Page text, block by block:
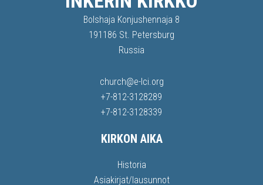
Bolshaja Konjushennaja 8
191186 St. Petersburg
Russia
church@e-lci.org
+7-812-3128289
+7-812-3128339
KIRKON AIKA
Historia
Asiakirjat/lausunnot